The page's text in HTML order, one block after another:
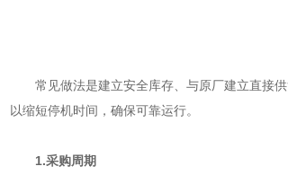
常见做法是建立安全库存、与原厂建立直接
以缩短停机时间，确保可靠运行。
1.采购周期